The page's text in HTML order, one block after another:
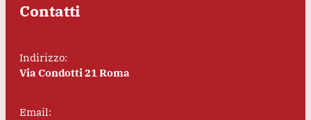
Contatti
Indirizzo:
Via Condotti 21 Roma
Email: